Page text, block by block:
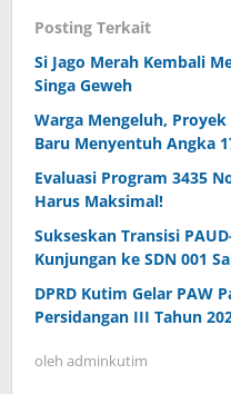
Posting Terkait
Si Jago Merah Kembali
Singa Geweh
Warga Mengeluh,
Baru Menyentuh Angka
Evaluasi Program 3435
Harus Maksimal!
Sukseskan Transisi
Kunjungan ke SDN 001
DPRD Kutim Gelar PAW
Persidangan III Tahun
oleh adminkutim